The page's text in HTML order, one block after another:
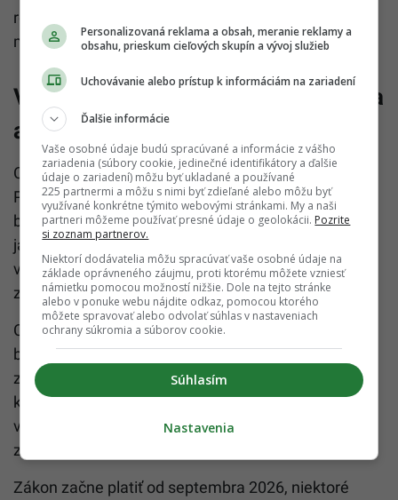
rezidentských kariet a zjednotiť prax v rôznych
mestách.
Viac priestupkov pôjde „na majiteľa
auta“
Citeľne sa rozširuje aj tzv. objektívna zodpovednosť.
Pokutovať sa budú napríklad aj prípady nedodržania
bezpečnej vzdialenosti, používania telefónu počas
jazdy či jazdy v protismere. Novinkou je, že držiteľ
vozidla sa už nebude môcť jednoducho zbaviť
zodpovednosti tým, že označí iného vodiča.
Celý balík zmien je súčasťou dlhodobej stratégie
bezpečnosti cestnej premávky a európskych
záväzkov Slovenska. Ministerstvo tvrdí, že
kombinácia prísnejších sankcií, lepšej prípravy
vodičov a ochrany chodcov má viesť k citeľnému
zníženiu počtu nehôd.
Zákon začne platiť od septembra 2026, niektoré
Personalizovaná reklama a obsah, meranie reklamy a
obsahu, prieskum cieľových skupín a vývoj služieb
Uchovávanie alebo prístup k informáciám na zariadení
Ďalšie informácie
Vaše osobné údaje budú spracúvané a informácie z vášho
zariadenia (súbory cookie, jedinečné identifikátory a ďalšie
údaje o zariadení) môžu byť ukladané a používané
225 partnermi a môžu s nimi byť zdieľané alebo môžu byť
využívané konkrétne týmito webovými stránkami. My a naši
partneri môžeme používať presné údaje o geolokácii. Pozrite
si zoznam partnerov.
Niektorí dodávatelia môžu spracúvať vaše osobné údaje na
základe oprávneného záujmu, proti ktorému môžete vzniesť
námietku pomocou možností nižšie. Dole na tejto stránke
alebo v ponuke webu nájdite odkaz, pomocou ktorého
môžete spravovať alebo odvolať súhlas v nastaveniach
ochrany súkromia a súborov cookie.
Súhlasím
Nastavenia